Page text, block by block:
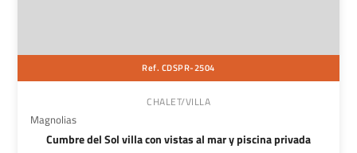
Ref. CDSPR-2504
CHALET/VILLA
Magnolias
Cumbre del Sol villa con vistas al mar y piscina privada